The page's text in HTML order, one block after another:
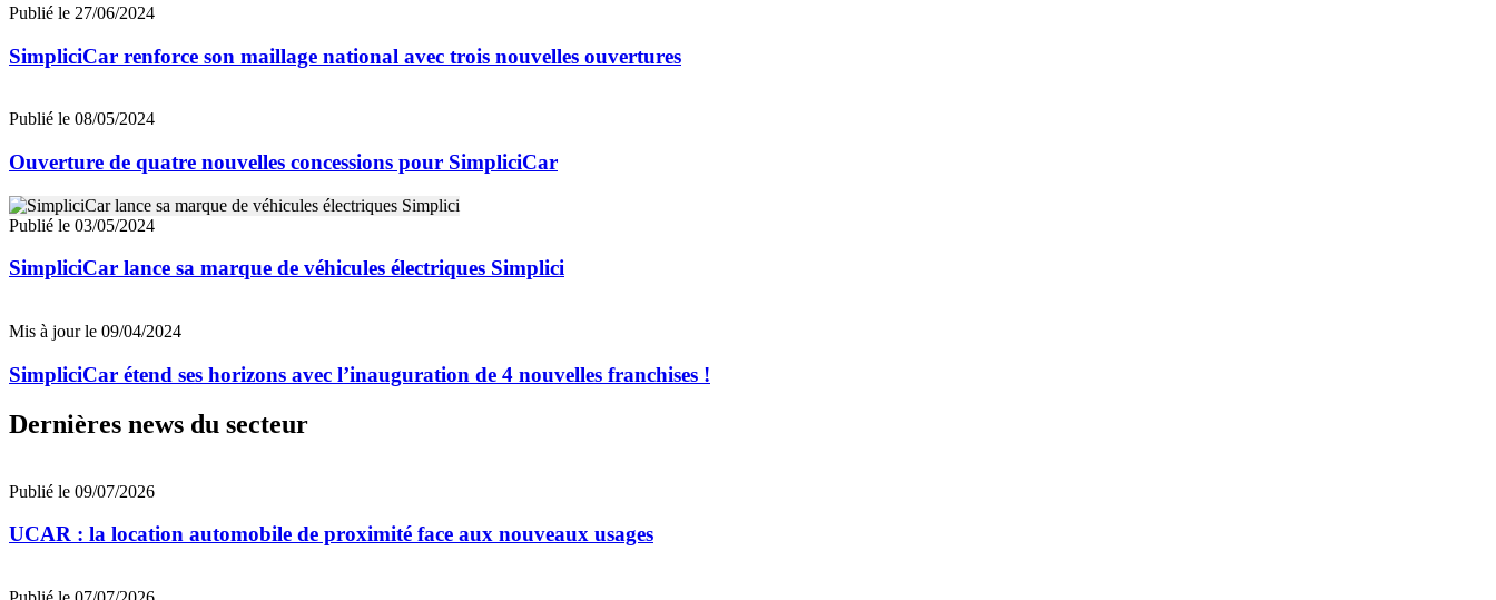
Publié le 27/06/2024
SimpliciCar renforce son maillage national avec trois nouvelles ouvertures
Publié le 08/05/2024
Ouverture de quatre nouvelles concessions pour SimpliciCar
Publié le 03/05/2024
SimpliciCar lance sa marque de véhicules électriques Simplici
Mis à jour le 09/04/2024
SimpliciCar étend ses horizons avec l’inauguration de 4 nouvelles franchises !
Dernières news du secteur
Publié le 09/07/2026
UCAR : la location automobile de proximité face aux nouveaux usages